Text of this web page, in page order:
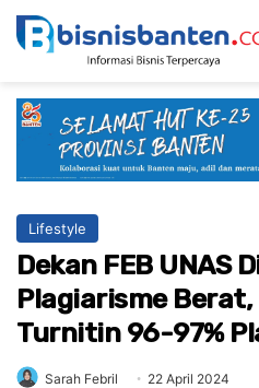
Lifestyle
Dekan FEB UNAS
Plagiarisme Berat,
Turnitin 96-97%
Sarah Febril 22 April 2024